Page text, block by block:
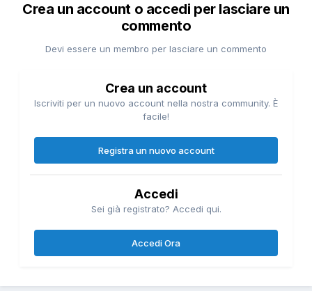
Crea un account o accedi per lasciare un
commento
Devi essere un membro per lasciare un commento
Crea un account
Iscriviti per un nuovo account nella nostra community. È
facile!
Registra un nuovo account
Accedi
Sei già registrato? Accedi qui.
Accedi Ora